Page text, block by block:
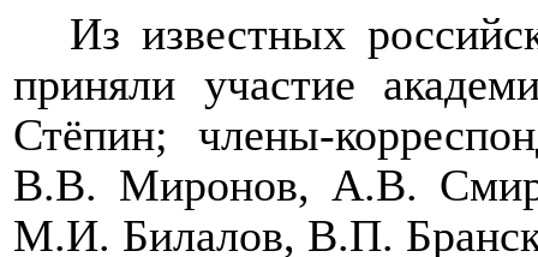
Из известных
приняли участие
Стёпин; члены-
В.В. Миронов, А.В.
М.И. Билалов, В.П.